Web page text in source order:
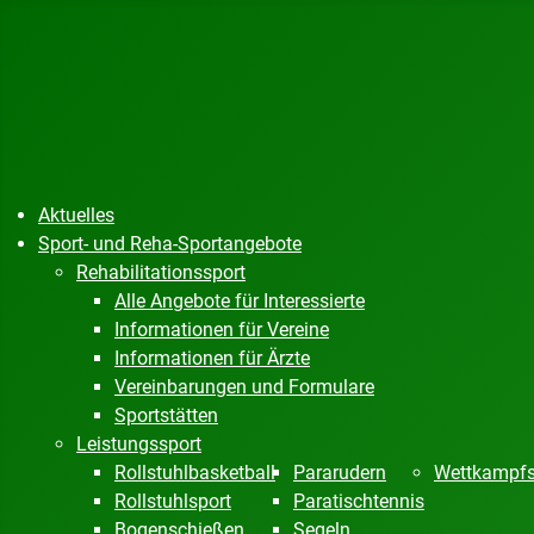
Aktuelles
Sport- und Reha-Sportangebote
Rehabilitationssport
Alle Angebote für Interessierte
Informationen für Vereine
Informationen für Ärzte
Vereinbarungen und Formulare
Sportstätten
Leistungssport
Rollstuhlbasketball
Rollstuhlsport
Pararudern
Paratischtennis